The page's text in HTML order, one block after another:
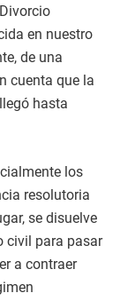
en nuestro
de una
cuenta que la
hasta
los
resolutoria
se disuelve
civil para pasar
a contraer